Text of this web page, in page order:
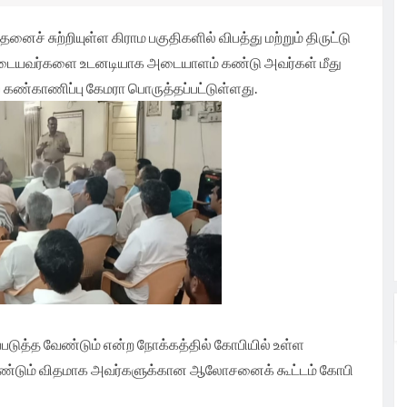
வறண்ட
TVK
சுற்றியுள்ள கிராம பகுதிகளில் விபத்து மற்றும் திருட்டு
உடனடியாக அடையாளம் கண்டு அவர்கள் மீது
கேமரா பொருத்தப்பட்டுள்ளது.
வேண்டும் என்ற நோக்கத்தில் கோபியில் உள்ள
விதமாக அவர்களுக்கான ஆலோசனைக் கூட்டம் கோபி